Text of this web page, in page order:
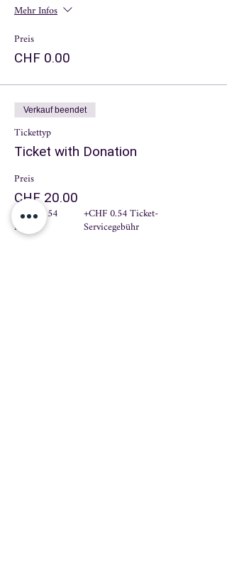
Mehr Infos
Preis
CHF 0.00
Verkauf beendet
Tickettyp
Ticket with Donation
Preis
CHF 20.00
+CHF 1.54
MwSt
+CHF 0.54 Ticket-
Servicegebühr